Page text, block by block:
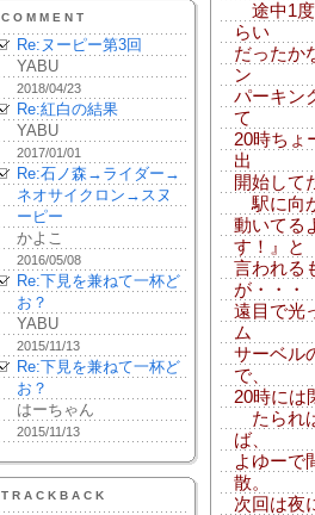
COMMENT
Re:ヌーピー第3回
YABU
2018/04/23
Re:紅白の結果
YABU
2017/01/01
Re:石ノ森→ライダー→
ネオサイクロン→スヌ
ーピー
かよこ
2016/05/08
Re:下見を兼ねて一杯ど
お？
YABU
2015/11/13
Re:下見を兼ねて一杯ど
お？
はーちゃん
2015/11/13
TRACKBACK
途中1度
らい
だったか
ン
パーキン
て
20時ちょ
出
開始して
駅に向
動いてる
す！』と
言われる
が・・・
遠目で光
ム
サーベル
で、
20時には
たられ
ば、
よゆーで
散。
次回は夜